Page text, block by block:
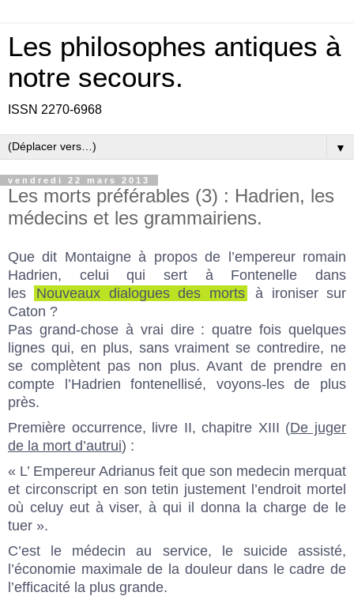
Les philosophes antiques à
notre secours.
ISSN 2270-6968
▼
vendredi 22 mars 2013
Les morts préférables (3) : Hadrien, les
médecins et les grammairiens.
Que dit Montaigne à propos de l’empereur romain
Hadrien, celui qui sert à Fontenelle dans
les
Nouveaux dialogues des morts
à ironiser sur
Caton ?
Pas grand-chose à vrai dire : quatre fois quelques
lignes qui, en plus, sans vraiment se contredire, ne
se complètent pas non plus. Avant de prendre en
compte l’Hadrien fontenellisé, voyons-les de plus
près.
Première occurrence, livre II, chapitre XIII (De juger
de la mort d’autrui) :
« L’ Empereur Adrianus feit que son medecin merquat
et circonscript en son tetin justement l’endroit mortel
où celuy eut à viser, à qui il donna la charge de le
tuer ».
C’est le médecin au service, le suicide assisté,
l’économie maximale de la douleur dans le cadre de
l’efficacité la plus grande.